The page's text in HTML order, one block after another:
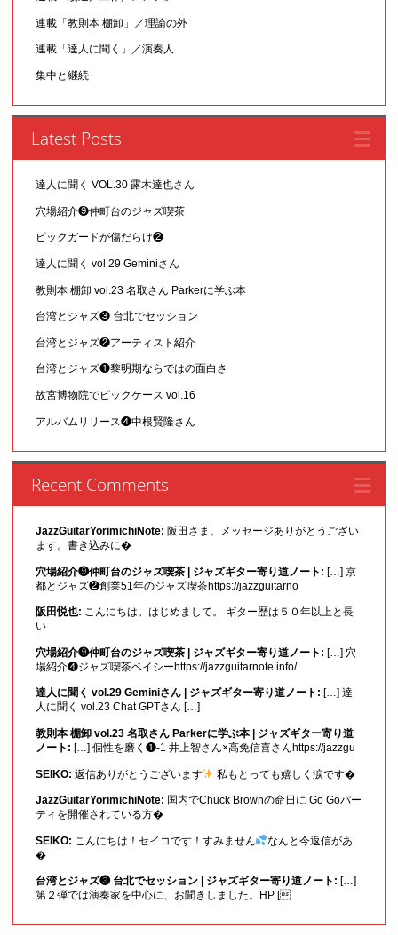
連載「教則本 棚卸」／理論の外
連載「達人に聞く」／演奏人
集中と継続
Latest Posts
達人に聞く VOL.30 露木達也さん
穴場紹介❾仲町台のジャズ喫茶
ピックガードが傷だらけ❷
達人に聞く vol.29 Geminiさん
教則本 棚卸 vol.23 名取さん Parkerに学ぶ本
台湾とジャズ❸ 台北でセッション
台湾とジャズ❷アーティスト紹介
台湾とジャズ❶黎明期ならではの面白さ
故宮博物院でピックケース vol.16
アルバムリリース❹中根賢隆さん
Recent Comments
JazzGuitarYorimichiNote: 阪田さま。メッセージありがとうござい
ます。書き込みに�
穴場紹介❾仲町台のジャズ喫茶 | ジャズギター寄り道ノート: […] 京
都とジャズ❷創業51年のジャズ喫茶https://jazzguitarno
阪田悦也: こんにちは。はじめまして。 ギター歴は５０年以上と長
い
穴場紹介❾仲町台のジャズ喫茶 | ジャズギター寄り道ノート: […] 穴
場紹介❹ジャズ喫茶ベイシーhttps://jazzguitarnote.info/
達人に聞く vol.29 Geminiさん | ジャズギター寄り道ノート: […] 達
人に聞く vol.23 Chat GPTさん […]
教則本 棚卸 vol.23 名取さん Parkerに学ぶ本 | ジャズギター寄り道
ノート: […] 個性を磨く❶-1 井上智さん×高免信喜さんhttps://jazzgu
SEIKO: 返信ありがとうございます 私もとっても嬉しく涙です�
JazzGuitarYorimichiNote: 国内でChuck Brownの命日に Go Goパー
ティを開催されている方�
SEIKO: こんにちは！セイコです！すみません
なんと今返信があ
�
台湾とジャズ❸ 台北でセッション | ジャズギター寄り道ノート: […]
第２弾では演奏家を中心に、お聞きしました。HP [